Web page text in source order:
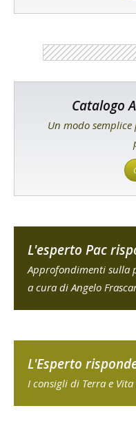
Catalogo
Un modo
L'esperto Pac
Approfondimenti sulla
a cura di Angelo
L'Esperto
I consigli di Terra e